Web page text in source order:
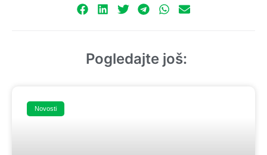
Pogledajte još:
Novosti